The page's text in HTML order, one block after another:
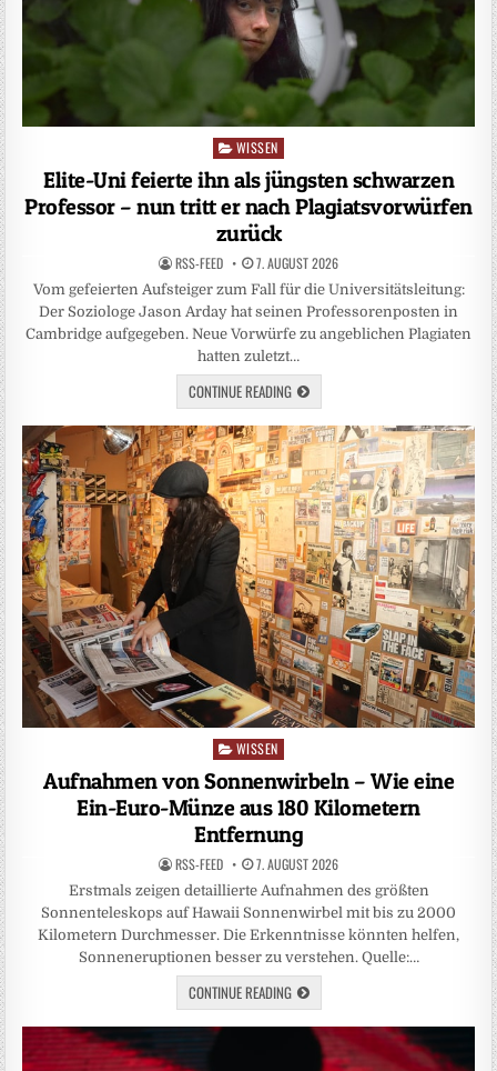
Posted
WISSEN
Elite-Uni feierte ihn als jüngsten schwarzen
Professor – nun tritt er nach Plagiatsvorwürfen
zurück
RSS-FEED 7. AUGUST 2026
Vom gefeierten Aufsteiger zum Fall für die Universitätsleitung:
Der Soziologe Jason Arday hat seinen Professorenposten in
Cambridge aufgegeben. Neue Vorwürfe zu angeblichen Plagiaten
hatten zuletzt…
CONTINUE READING
Posted
in
WISSEN
Aufnahmen von Sonnenwirbeln – Wie eine
Ein-Euro-Münze aus 180 Kilometern
Entfernung
RSS-FEED 7. AUGUST 2026
Erstmals zeigen detaillierte Aufnahmen des größten
Sonnenteleskops auf Hawaii Sonnenwirbel mit bis zu 2000
Kilometern Durchmesser. Die Erkenntnisse könnten helfen,
Sonneneruptionen besser zu verstehen. Quelle:…
CONTINUE READING